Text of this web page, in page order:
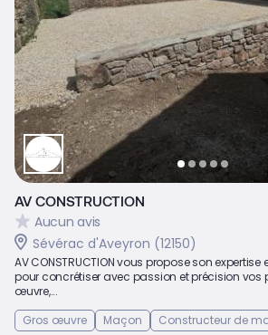
AV CONSTRUCTION
Aucun avis
Sévérac d'Aveyron (12150)
AV CONSTRUCTION vous propose son
pour concrétiser avec passion et précision vos
œuvre,...
Gros œuvre
Maçon Constructeur de